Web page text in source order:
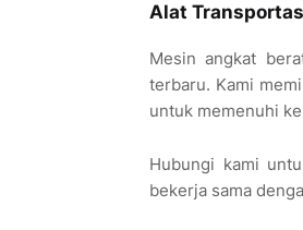
Alat
Mesin angkat
terbaru. Kami
untuk memenuhi
Hubungi kami
bekerja sama